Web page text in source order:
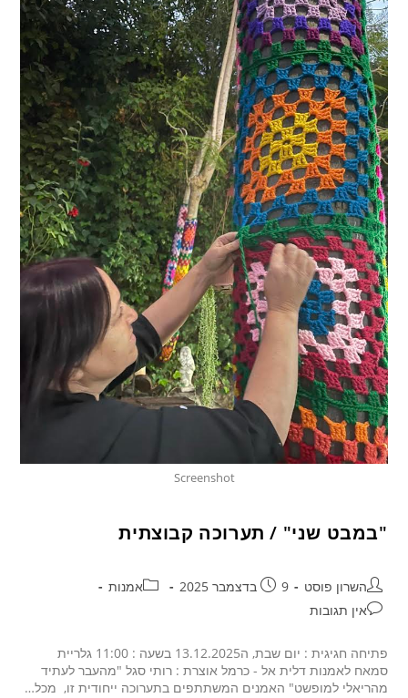
Screenshot
"במבט שני" / תערוכה קבוצתית
השרון פוסט 9 בדצמבר 2025
אמנות
אין תגובות
פתיחה חגיגית : יום שבת, ה13.12.2025 בשעה : 11:00 גלריית
סמאח לאמנות דלית אל - כרמל אוצרת : רותי סגל "מהעבר לעתיד
מהריאלי למופשט" האמנים המשתתפים בתערוכה ייחודית זו, מכל…